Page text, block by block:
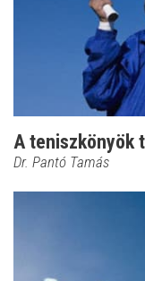
A teniszkönyök
Dr. Pantó Tamás